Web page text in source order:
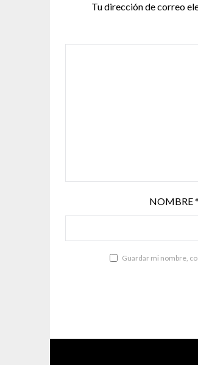
Tu dirección de correo
NOMBRE*
Guardar mi nombre,